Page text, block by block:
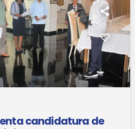
candidatura de